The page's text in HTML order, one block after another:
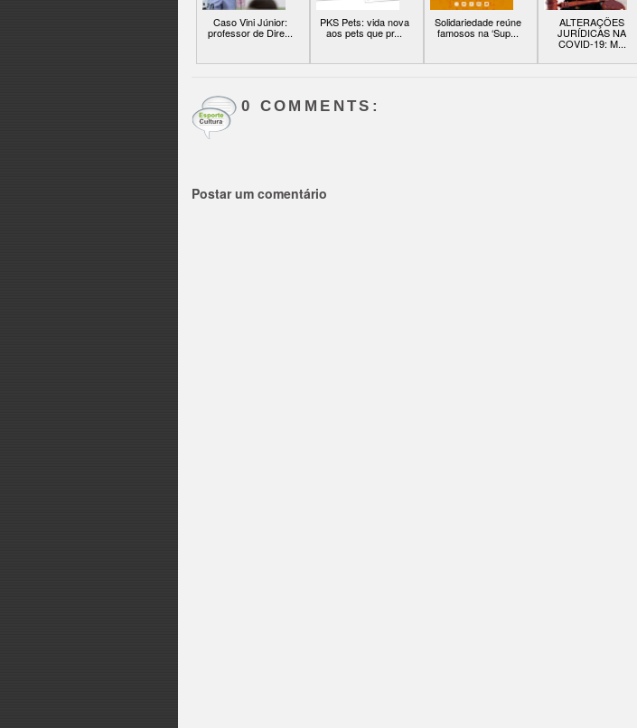
Caso Vini Júnior:
professor de Dire...
PKS Pets: vida nova
aos pets que pr...
Solidariedade reúne
famosos na ‘Sup...
ALTERAÇÕES
JURÍDICAS NA
COVID-19: M...
0 COMMENTS:
Postar um comentário